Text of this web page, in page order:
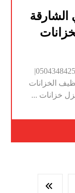
شركة تنظيف خزانات في الشارقة |0504348425|
الخزانات
خزانات ...